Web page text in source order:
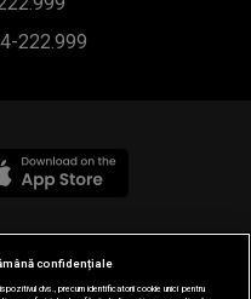
222.999
SA, Toate
confidențiale
dvs., precum identificatorii cookie unici pentru